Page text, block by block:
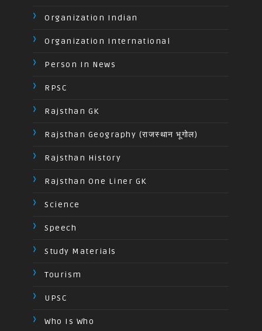
Organization Indian
Organization International
Person In News
RPSC
Rajsthan GK
Rajsthan Geography (राजस्थान भूगोल)
Rajsthan History
Rajsthan One Liner GK
Science
Speech
Study Materials
Tourism
UPSC
Who Is Who